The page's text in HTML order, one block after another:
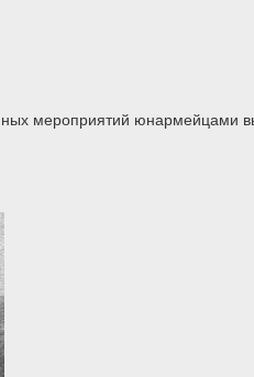
мероприятий юнармейцами